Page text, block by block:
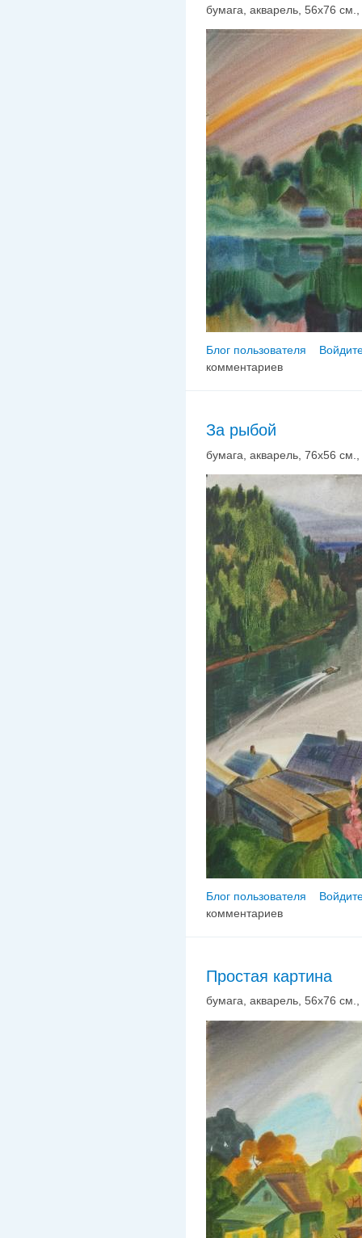
бумага, акварель, 56х76 см.,
Блог пользователя
комментариев
За рыбой
бумага, акварель, 76х56 см.,
Блог пользователя
комментариев
Простая картина
бумага, акварель, 56х76 см.,